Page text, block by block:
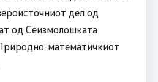
дел од
од Сеизмолошката
математичкиот